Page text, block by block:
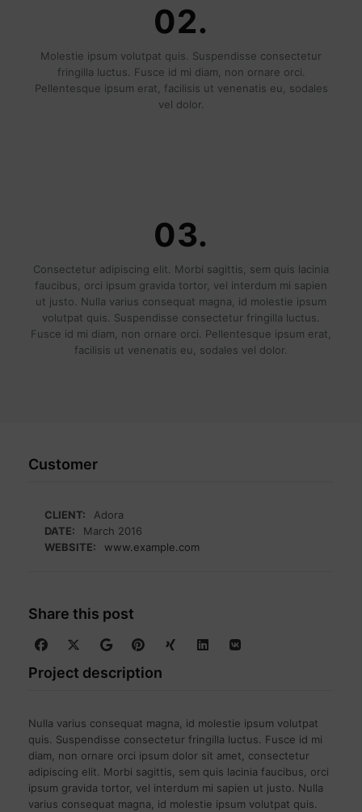
02.
Molestie ipsum volutpat quis. Suspendisse consectetur
fringilla luctus. Fusce id mi diam, non ornare orci.
Pellentesque ipsum erat, facilisis ut venenatis eu, sodales
vel dolor.
03.
Consectetur adipiscing elit. Morbi sagittis, sem quis lacinia
faucibus, orci ipsum gravida tortor, vel interdum mi sapien
ut justo. Nulla varius consequat magna, id molestie ipsum
volutpat quis. Suspendisse consectetur fringilla luctus.
Fusce id mi diam, non ornare orci. Pellentesque ipsum erat,
facilisis ut venenatis eu, sodales vel dolor.
Customer
CLIENT:
Adora
DATE:
March 2016
WEBSITE:
www.example.com
Share this post
Project description
Nulla varius consequat magna, id molestie ipsum volutpat
quis. Suspendisse consectetur fringilla luctus. Fusce id mi
diam, non ornare orci ipsum dolor sit amet, consectetur
adipiscing elit. Morbi sagittis, sem quis lacinia faucibus, orci
ipsum gravida tortor, vel interdum mi sapien ut justo. Nulla
varius consequat magna, id molestie ipsum volutpat quis.